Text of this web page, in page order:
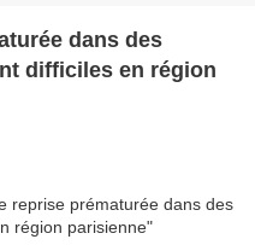
dans des
difficiles en région